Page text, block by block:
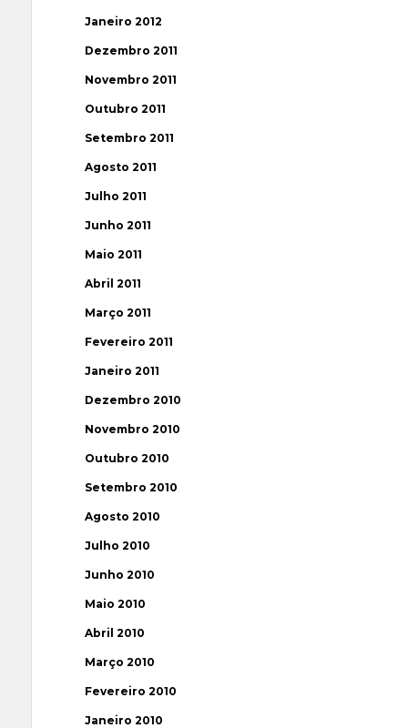
Janeiro 2012
Dezembro 2011
Novembro 2011
Outubro 2011
Setembro 2011
Agosto 2011
Julho 2011
Junho 2011
Maio 2011
Abril 2011
Março 2011
Fevereiro 2011
Janeiro 2011
Dezembro 2010
Novembro 2010
Outubro 2010
Setembro 2010
Agosto 2010
Julho 2010
Junho 2010
Maio 2010
Abril 2010
Março 2010
Fevereiro 2010
Janeiro 2010